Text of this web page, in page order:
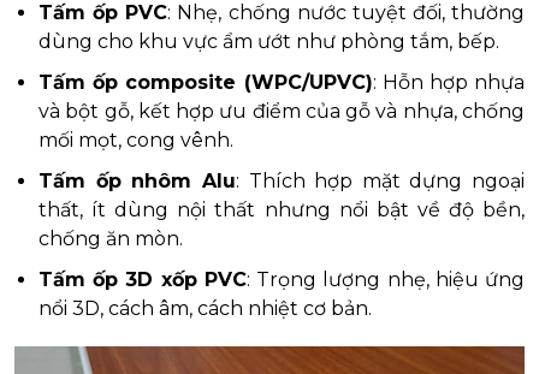
Tấm ốp PVC: Nhẹ, chống nước tuyệt đối, thường
dùng cho khu vực ẩm ướt như phòng tắm, bếp.
Tấm ốp composite (WPC/UPVC): Hỗn hợp nhựa
và bột gỗ, kết hợp ưu điểm của gỗ và nhựa, chống
mối mọt, cong vênh.
Tấm ốp nhôm Alu: Thích hợp mặt dựng ngoại
thất, ít dùng nội thất nhưng nổi bật về độ bền,
chống ăn mòn.
Tấm ốp 3D xốp PVC: Trọng lượng nhẹ, hiệu ứng
nổi 3D, cách âm, cách nhiệt cơ bản.